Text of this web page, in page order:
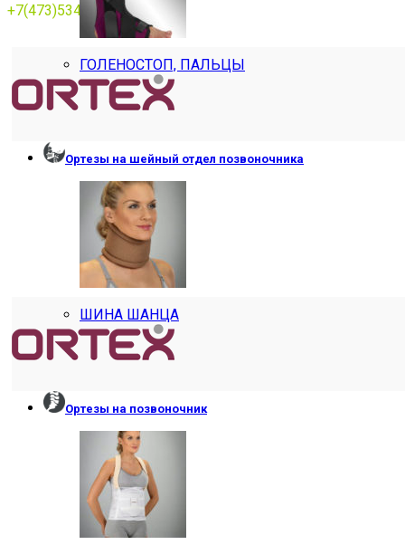
+7(473)534769
ГОЛЕНОСТОП, ПАЛЬЦЫ
Ортезы на шейный отдел позвоночника
ШИНА ШАНЦА
Ортезы на позвоночник